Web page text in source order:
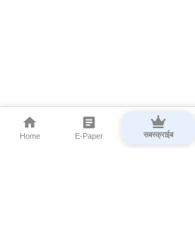
Home E-Paper सबस्क्राईब